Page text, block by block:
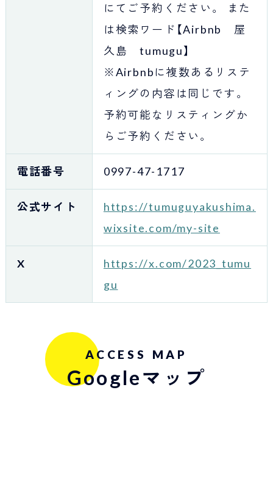
にてご予約ください。 また
は検索ワード【Airbnb 屋
久島 tumugu】
※Airbnbに複数あるリステ
ィングの内容は同じです。
予約可能なリスティングか
らご予約ください。
電話番号 0997-47-1717
公式サイト
https://tumuguyakushima.
wixsite.com/my-site
X
https://x.com/2023_tumu
gu
ACCESS MAP
Googleマップ